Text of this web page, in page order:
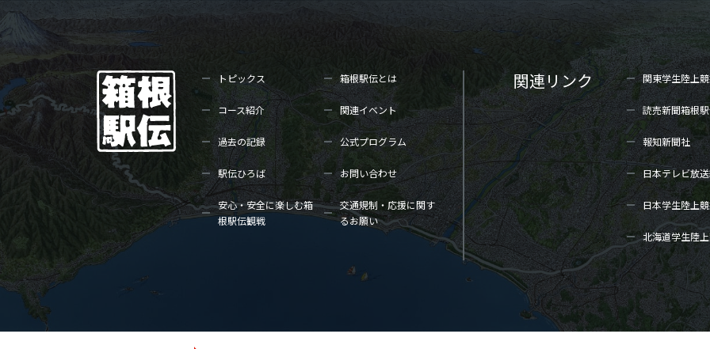
トピックス 箱根駅伝とは
コース紹介 関連イベント
過去の記録 公式プログラム
駅伝ひろば お問い合わせ
安心・安全に楽しむ箱
根駅伝観戦
交通規制・応援に関す
るお願い
関連リンク 関東学生陸上
読売新聞箱根
報知新聞社
日本テレビ放
日本学生陸上
北海道学生陸上